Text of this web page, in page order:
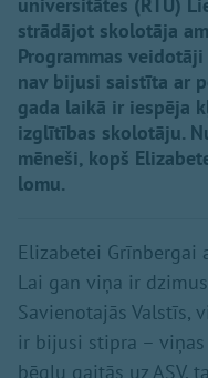
strādājot skolotāja
Programmas
nav bijusi saistīta ar
gada laikā ir iespēja
izglītības skolotāju.
mēneši, kopš
lomu.
Elizabetei Grīnbergai
Lai gan viņa ir
Savienotajās Valstīs,
ir bijusi stipra –
bēgļu gaitās uz ASV,